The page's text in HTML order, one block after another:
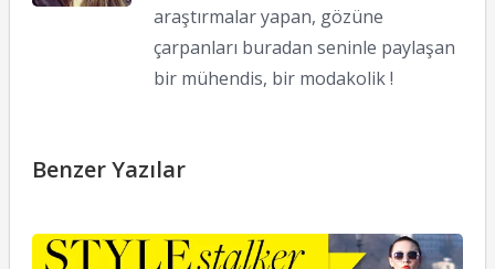
araştırmalar yapan, gözüne
çarpanları buradan seninle paylaşan
bir mühendis, bir modakolik !
Benzer Yazılar